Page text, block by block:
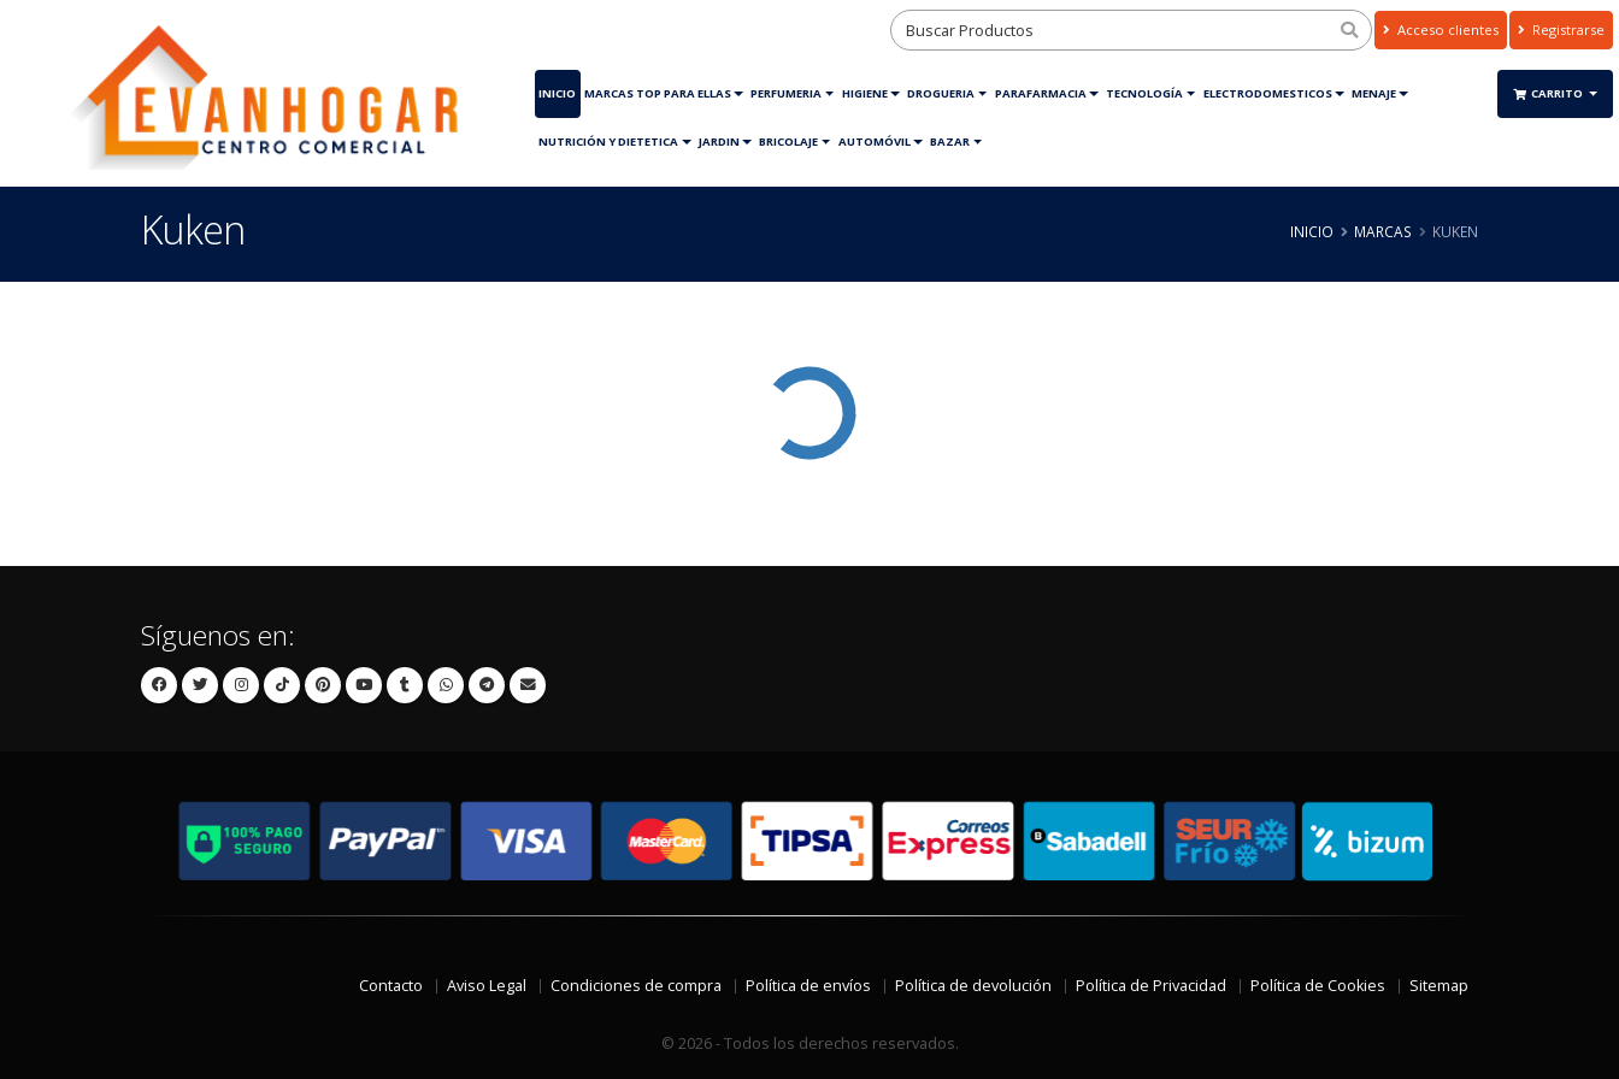
Acceso clientes Registrarse
INICIO MARCAS TOP PARA ELLAS PERFUMERIA HIGIENE DROGUERIA PARAFARMACIA TECNOLOGÍA ELECTRODOMESTICOS MENAJE
NUTRICIÓN Y DIETETICA JARDIN BRICOLAJE AUTOMÓVIL BAZAR
CARRITO
Kuken INICIO MARCAS KUKEN
Síguenos en:
Contacto Aviso Legal Condiciones de compra Política de envíos Política de devolución Política de Privacidad Política de Cookies Sitemap
© 2026 - Todos los derechos reservados.